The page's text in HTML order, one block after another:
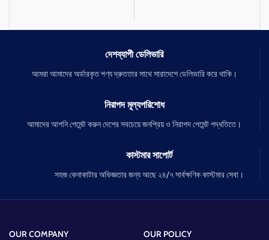
দেশব্যাপী ডেলিভারি
আমরা আমাদের অর্ডারকৃত পণ্য দ্রুততার সাথে সারাদেশে ডেলিভারি করে থাকি।
নিরাপদ মূল্যপরিশোধ
আমাদের আপনি পেমেন্ট করুন দেশের সবচেয়ে জনপ্রিয় ও নিরাপদ পেমেন্ট পদ্ধতিতে।
কাস্টমার সাপোর্ট
সহজ কেনাকাটার অভিজ্ঞতার জন্য আছে ২৪/৭ সার্বক্ষণিক কাস্টমার সেবা।
OUR COMPANY
OUR POLICY